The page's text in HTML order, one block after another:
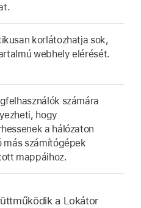
korlátozhatja sok,
webhely elérését.
számára
hogy
a hálózaton
más számítógépek
mappáihoz.
a Lokátor